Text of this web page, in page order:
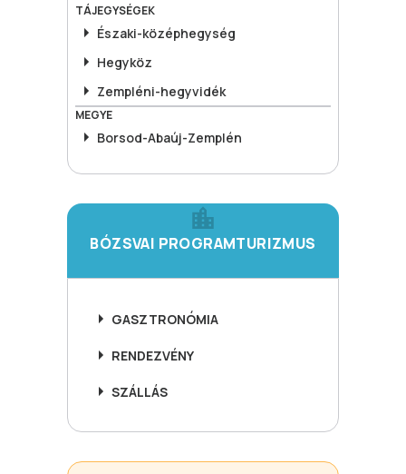
TÁJEGYSÉGEK
Északi-középhegység
Hegyköz
Zempléni-hegyvidék
MEGYE
Borsod-Abaúj-Zemplén
BÓZSVAI PROGRAMTURIZMUS
GASZTRONÓMIA
RENDEZVÉNY
SZÁLLÁS